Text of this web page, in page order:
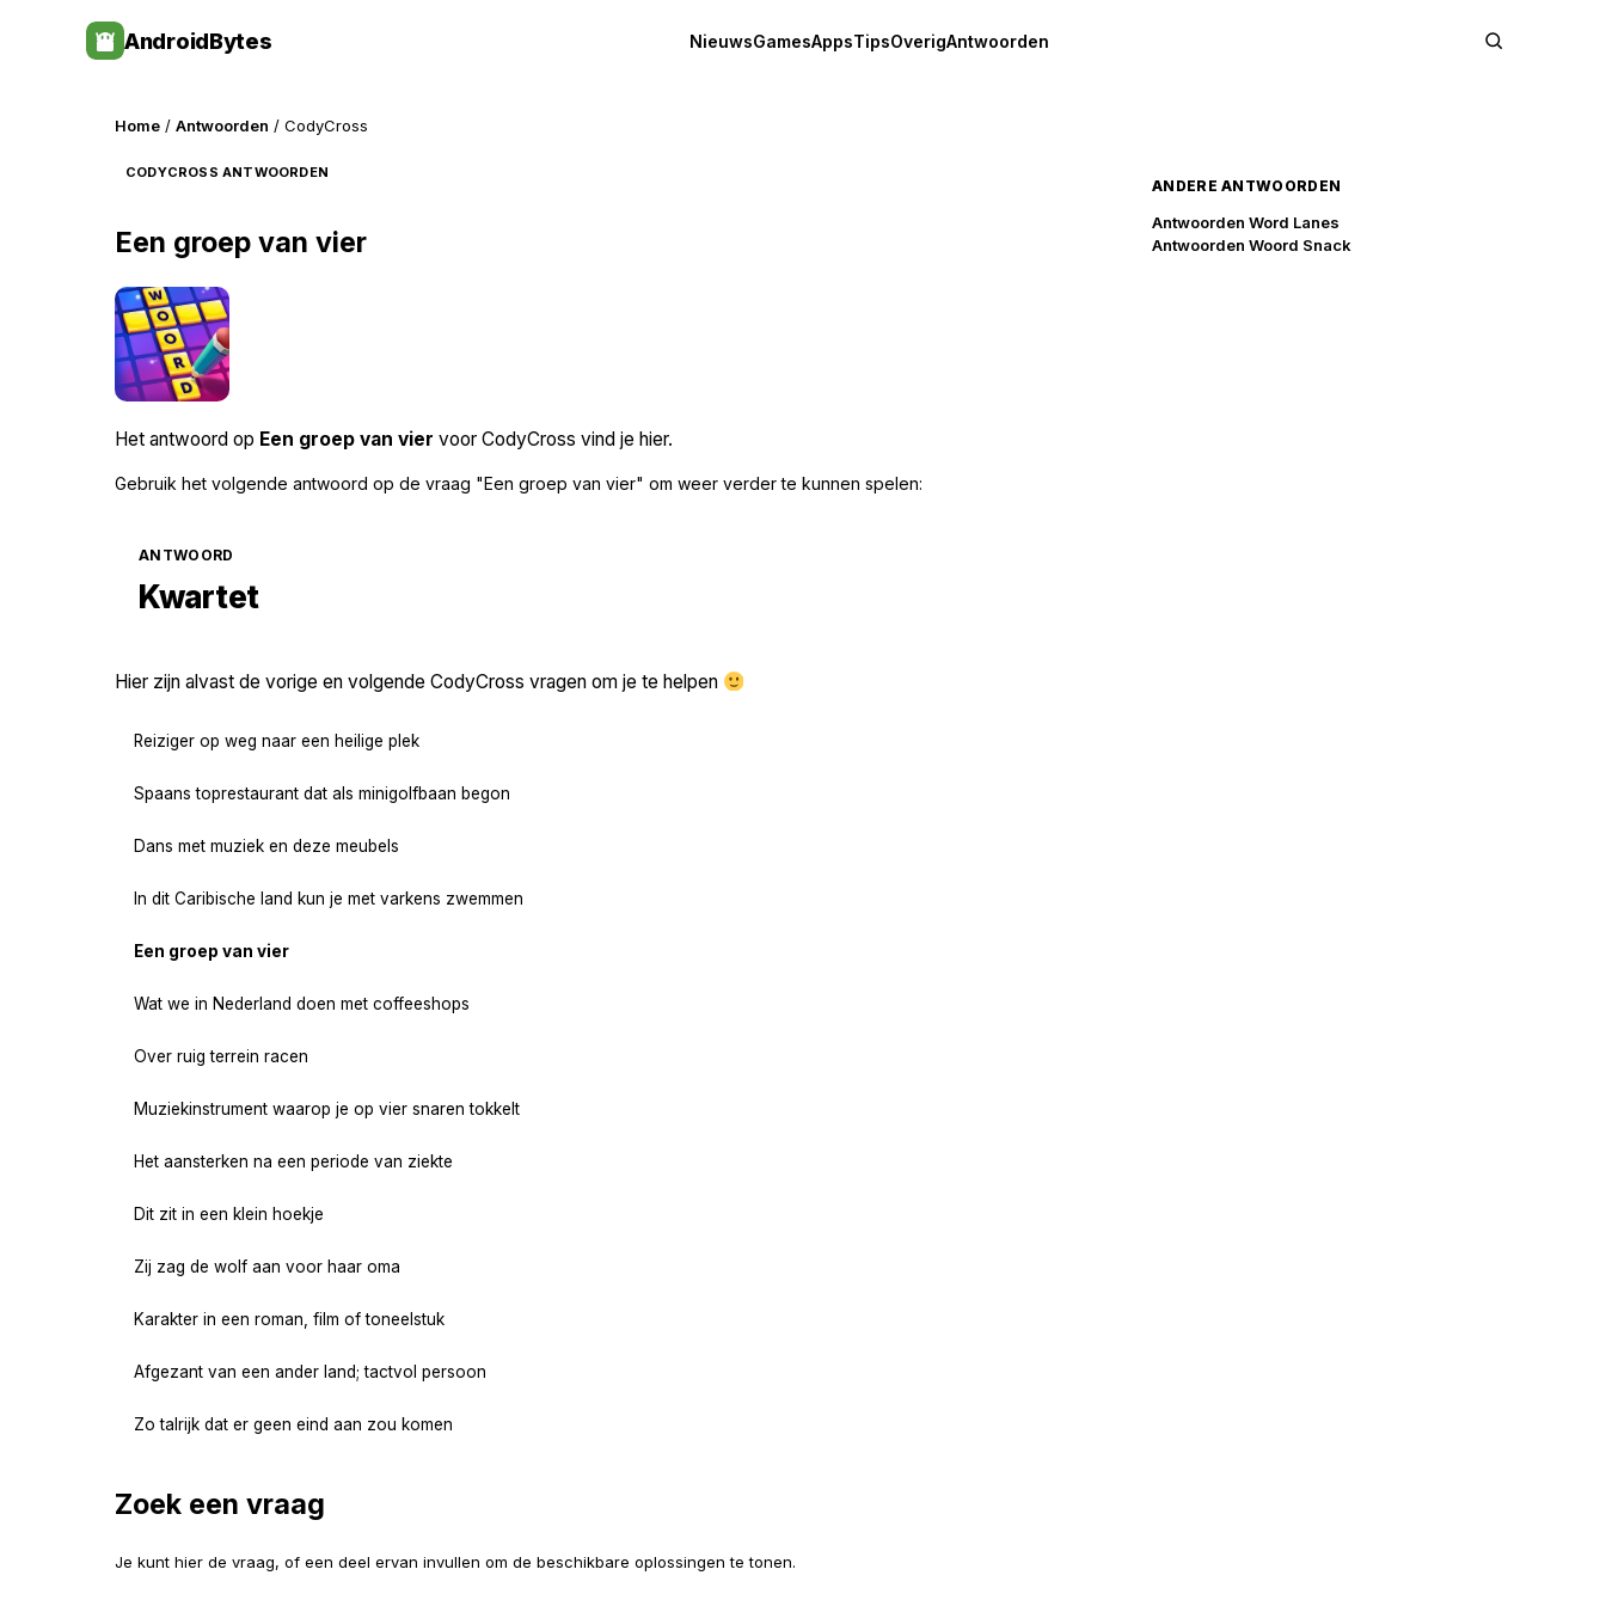
AndroidBytes NieuwsGamesAppsTipsOverigAntwoorden
Home / Antwoorden / CodyCross
CODYCROSS ANTWOORDEN
Een groep van vier
Het antwoord op Een groep van vier voor CodyCross vind je hier.
Gebruik het volgende antwoord op de vraag "Een groep van vier" om weer verder te kunnen spelen:
ANTWOORD
Kwartet
Hier zijn alvast de vorige en volgende CodyCross vragen om je te helpen
Reiziger op weg naar een heilige plek
Spaans toprestaurant dat als minigolfbaan begon
Dans met muziek en deze meubels
In dit Caribische land kun je met varkens zwemmen
Een groep van vier
Wat we in Nederland doen met coffeeshops
Over ruig terrein racen
Muziekinstrument waarop je op vier snaren tokkelt
Het aansterken na een periode van ziekte
Dit zit in een klein hoekje
Zij zag de wolf aan voor haar oma
Karakter in een roman, film of toneelstuk
Afgezant van een ander land; tactvol persoon
Zo talrijk dat er geen eind aan zou komen
Zoek een vraag
Je kunt hier de vraag, of een deel ervan invullen om de beschikbare oplossingen te tonen.
ANDERE ANTWOORDEN
Antwoorden Word Lanes
Antwoorden Woord Snack